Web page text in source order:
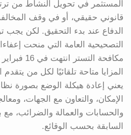
المستثمر في تحويل النشاط من
قانوني حقيقي، أو في وقف
الدفاع عند بدء التحقيق. لكن يجب
التصحيحية العامة التي منحت
المزايا متاحة تلقائيًا لكل من
يعني إعادة هيكلة الوضع بصورة
الإمكان، والتعاون مع الجهات،
والحسابات والعمالة والضرائب، مع
السابقة بحسب الوقائع.